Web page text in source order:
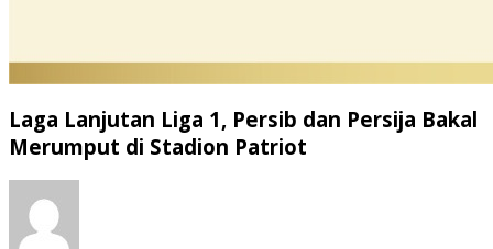
Laga Lanjutan Liga 1, Persib dan Persija Bakal
Merumput di Stadion Patriot